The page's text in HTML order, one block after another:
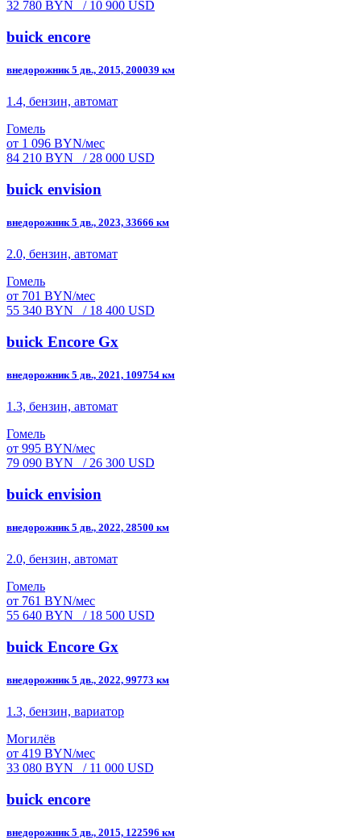
32 780 BYN / 10 900 USD
buick encore
внедорожник 5 дв., 2015, 200039 км
1.4, бензин, автомат
Гомель
от 1 096 BYN/мес
84 210 BYN
/ 28 000 USD
buick envision
внедорожник 5 дв., 2023, 33666 км
2.0, бензин, автомат
Гомель
от 701 BYN/мес
55 340 BYN
/ 18 400 USD
buick Encore Gx
внедорожник 5 дв., 2021, 109754 км
1.3, бензин, автомат
Гомель
от 995 BYN/мес
79 090 BYN
/ 26 300 USD
buick envision
внедорожник 5 дв., 2022, 28500 км
2.0, бензин, автомат
Гомель
от 761 BYN/мес
55 640 BYN
/ 18 500 USD
buick Encore Gx
внедорожник 5 дв., 2022, 99773 км
1.3, бензин, вариатор
Могилёв
от 419 BYN/мес
33 080 BYN
/ 11 000 USD
buick encore
внедорожник 5 дв., 2015, 122596 км